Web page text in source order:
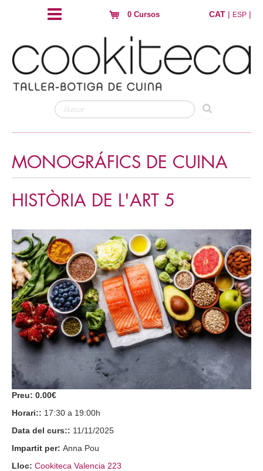
0 Cursos CAT | ESP |
MONOGRÁFICS DE CUINA
HISTÒRIA DE L'ART 5
Preu: 0.00€
Horari:: 17:30 a 19:00h
Data del curs:: 11/11/2025
Impartit per: Anna Pou
Lloc: Cookiteca Valencia 223